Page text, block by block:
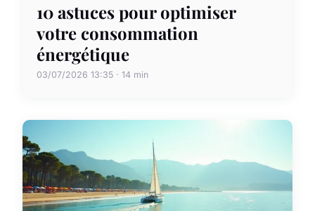
10 astuces pour optimiser
votre consommation
énergétique
03/07/2026 13:35 · 14 min